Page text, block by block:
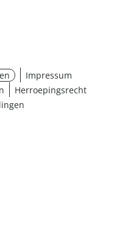
Impressum
Herroepingsrecht